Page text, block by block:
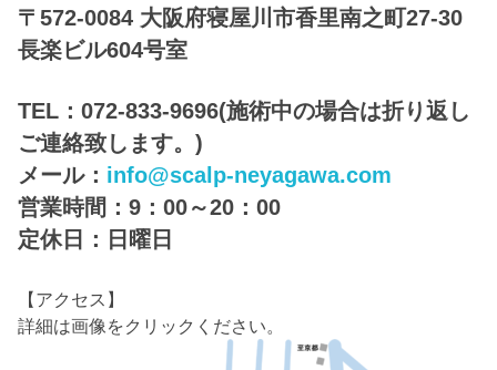
〒572-0084 大阪府寝屋川市香里南之町27-30
長楽ビル604号室
TEL：072-833-9696(施術中の場合は折り返し
ご連絡致します。)
メール： info@scalp-neyagawa.com
営業時間：9：00～20：00
定休日：日曜日
【アクセス】
詳細は画像をクリックください。